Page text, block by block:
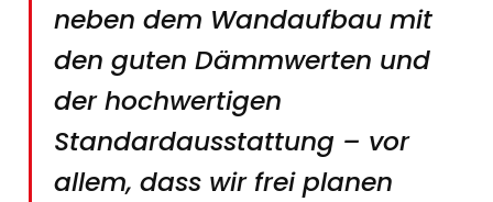
neben dem Wandaufbau mit
den guten Dämmwerten und
der hochwertigen
Standardausstattung – vor
allem, dass wir frei planen